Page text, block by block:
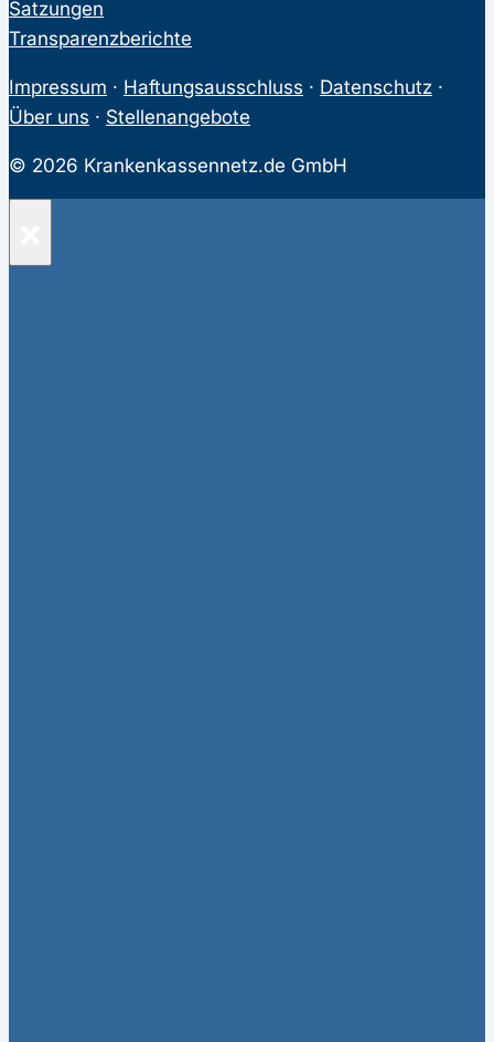
Satzungen
Transparenzberichte
Impressum · Haftungsausschluss · Datenschutz ·
Über uns · Stellenangebote
© 2026 Krankenkassennetz.de GmbH